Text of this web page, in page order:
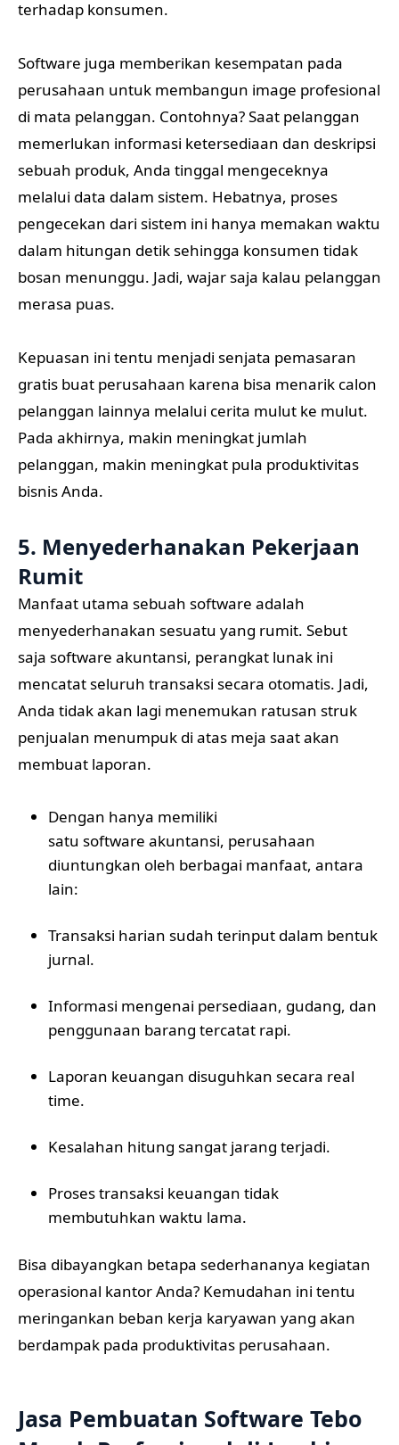
terhadap konsumen.
Software juga memberikan kesempatan pada
perusahaan untuk membangun image profesional
di mata pelanggan. Contohnya? Saat pelanggan
memerlukan informasi ketersediaan dan deskripsi
sebuah produk, Anda tinggal mengeceknya
melalui data dalam sistem. Hebatnya, proses
pengecekan dari sistem ini hanya memakan waktu
dalam hitungan detik sehingga konsumen tidak
bosan menunggu. Jadi, wajar saja kalau pelanggan
merasa puas.
Kepuasan ini tentu menjadi senjata pemasaran
gratis buat perusahaan karena bisa menarik calon
pelanggan lainnya melalui cerita mulut ke mulut.
Pada akhirnya, makin meningkat jumlah
pelanggan, makin meningkat pula produktivitas
bisnis Anda.
5. Menyederhanakan Pekerjaan
Rumit
Manfaat utama sebuah software adalah
menyederhanakan sesuatu yang rumit. Sebut
saja software akuntansi, perangkat lunak ini
mencatat seluruh transaksi secara otomatis. Jadi,
Anda tidak akan lagi menemukan ratusan struk
penjualan menumpuk di atas meja saat akan
membuat laporan.
Dengan hanya memiliki
satu software akuntansi, perusahaan
diuntungkan oleh berbagai manfaat, antara
lain:
Transaksi harian sudah terinput dalam bentuk
jurnal.
Informasi mengenai persediaan, gudang, dan
penggunaan barang tercatat rapi.
Laporan keuangan disuguhkan secara real
time.
Kesalahan hitung sangat jarang terjadi.
Proses transaksi keuangan tidak
membutuhkan waktu lama.
Bisa dibayangkan betapa sederhananya kegiatan
operasional kantor Anda? Kemudahan ini tentu
meringankan beban kerja karyawan yang akan
berdampak pada produktivitas perusahaan.
Jasa Pembuatan Software Tebo